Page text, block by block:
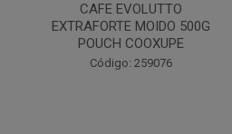
CAFE EVOLUTTO
EXTRAFORTE MOIDO 500G
POUCH COOXUPE
Código: 259076